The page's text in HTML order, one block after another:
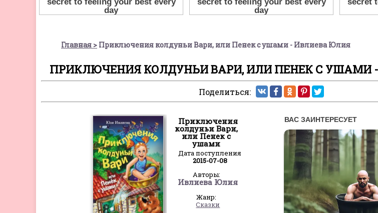
Главная Приключения колдуньи Вари, или Пенек с ушами - Ивлиева Юлия
ПРИКЛЮЧЕНИЯ КОЛДУНЬИ ВАРИ, ИЛИ ПЕНЕК С УШАМИ
Поделиться:
Приключения
колдуньи Вари,
или Пенек с
ушами
Дата поступления
2015-07-08
Авторы:
Ивлиева Юлия
Жанр:
Сказки